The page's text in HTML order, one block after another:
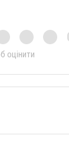
оцінити